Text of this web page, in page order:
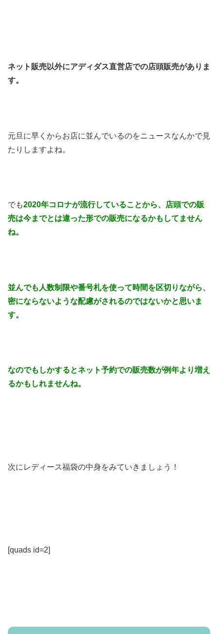
ネット販売以外にアディダス直営店での店頭販売がありま
す。
元旦に早くからお店に並んでいるのをニュースなんかで見
たりしますよね。
でも2020年コロナが流行していることから、店頭での販
売は今までとは違った形での販売になるかもしてません
ね。
並んでも人数制限や番号札を使って時間を区切りながら、
密にならないような配慮がされるのではないかと思いま
す。
なのでもしかするとネット予約での販売数が例年より増え
るかもしれませんね。
次にレディース福袋の中身をみていきましょう！
[quads id=2]